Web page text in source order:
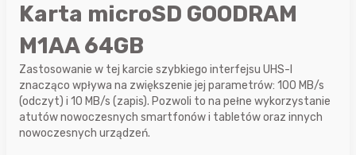
Karta microSD GOODRAM
M1AA 64GB
Zastosowanie w tej karcie szybkiego interfejsu UHS-I
znacząco wpływa na zwiększenie jej parametrów: 100 MB/s
(odczyt) i 10 MB/s (zapis). Pozwoli to na pełne wykorzystanie
atutów nowoczesnych smartfonów i tabletów oraz innych
nowoczesnych urządzeń.